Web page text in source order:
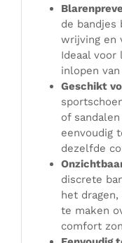
de bandjes
wrijving en
Ideaal voor
inlopen
Geschikt
of
eenvoudig
dezelfde
discrete
het
te maken
comfort